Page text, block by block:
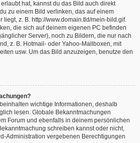
hat, kannst du das Bild auch direkt
zu einem Bild verlinken, das auf einem
liegt, z. B. http://www.domain.tld/mein-bild.gif.
die sich auf deinem eigenen PC befinden
Server), noch zu Bildern, die nur nach
z. B. Hotmail- oder Yahoo-Mailboxen, mit
usw. Um das Bild anzuzeigen, benutze den
wichtige Informationen, deshalb
lesen. Globale Bekanntmachungen
Forum und ebenfalls in deinem persönlichen
schreiben kannst oder nicht,
Administration vergebenen Berechtigungen